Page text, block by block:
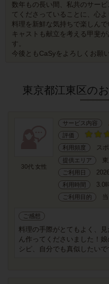
数年もの長い間、私共のサー
てくださっていることに、心
料理を新鮮な気持ちで楽しん
キャストも献立を考える甲斐
す。
今後ともCaSyをよろしくお願
東京都江東区の
30代 女性
サービス内容
評価
利用頻度
ス
提供エリア
ご利用日
利用時間 3.0
ご利用目的
ご感想
料理の手際がとてもよく、
ん作ってくださいました！
シピ、自分でも真似したいで